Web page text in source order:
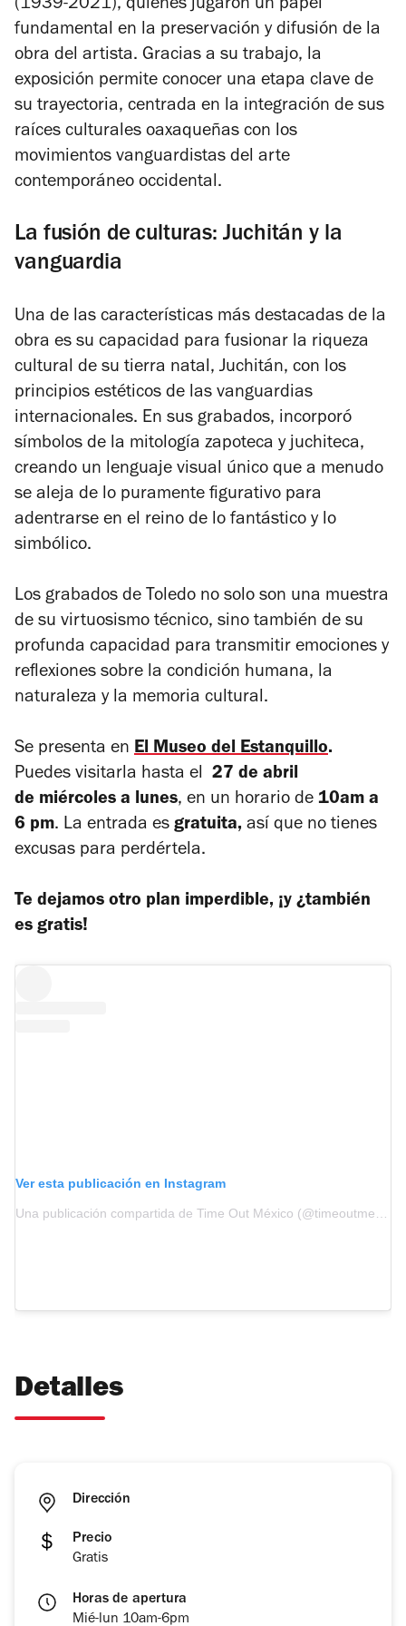
(1939-2021), quienes jugaron un papel
fundamental en la preservación y difusión de la
obra del artista. Gracias a su trabajo, la
exposición permite conocer una etapa clave de
su trayectoria, centrada en la integración de sus
raíces culturales oaxaqueñas con los
movimientos vanguardistas del arte
contemporáneo occidental.
La fusión de culturas: Juchitán y la
vanguardia
Una de las características más destacadas de la
obra es su capacidad para fusionar la riqueza
cultural de su tierra natal, Juchitán, con los
principios estéticos de las vanguardias
internacionales. En sus grabados, incorporó
símbolos de la mitología zapoteca y juchiteca,
creando un lenguaje visual único que a menudo
se aleja de lo puramente figurativo para
adentrarse en el reino de lo fantástico y lo
simbólico.
Los grabados de Toledo no solo son una muestra
de su virtuosismo técnico, sino también de su
profunda capacidad para transmitir emociones y
reflexiones sobre la condición humana, la
naturaleza y la memoria cultural.
Se presenta en El Museo del Estanquillo.
Puedes visitarla hasta el 27 de abril
de miércoles a lunes, en un horario de 10am a
6 pm. La entrada es gratuita, así que no tienes
excusas para perdértela.
Te dejamos otro plan imperdible, ¡y ¿también
es gratis!
Ver esta publicación en Instagram
Una publicación compartida de Time Out México (@timeoutmexico)
Detalles
Dirección
Precio
Gratis
Horas de apertura
Mié-lun 10am-6pm